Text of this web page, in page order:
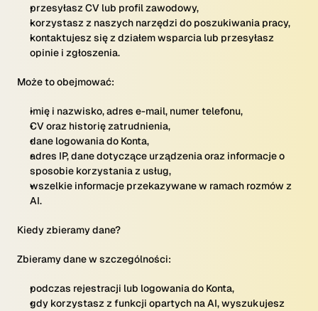
przesyłasz CV lub profil zawodowy,
korzystasz z naszych narzędzi do poszukiwania pracy,
kontaktujesz się z działem wsparcia lub przesyłasz
opinie i zgłoszenia.
Może to obejmować:
imię i nazwisko, adres e-mail, numer telefonu,
CV oraz historię zatrudnienia,
dane logowania do Konta,
adres IP, dane dotyczące urządzenia oraz informacje o
sposobie korzystania z usług,
wszelkie informacje przekazywane w ramach rozmów z
AI.
Kiedy zbieramy dane?
Zbieramy dane w szczególności:
podczas rejestracji lub logowania do Konta,
gdy korzystasz z funkcji opartych na AI, wyszukujesz